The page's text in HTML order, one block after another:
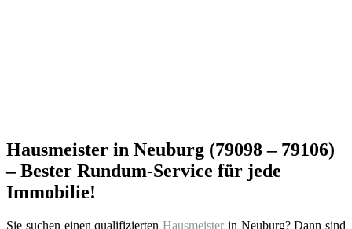
Hausmeister in Neuburg (79098 – 79106)
– Bester Rundum-Service für jede
Immobilie!
Sie suchen einen qualifizierten Hausmeister in Neuburg? Dann sind